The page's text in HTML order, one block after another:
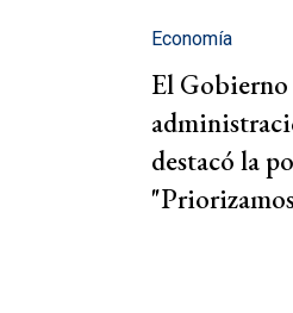
Economía
El
destacó la